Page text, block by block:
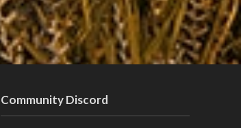
Community Discord